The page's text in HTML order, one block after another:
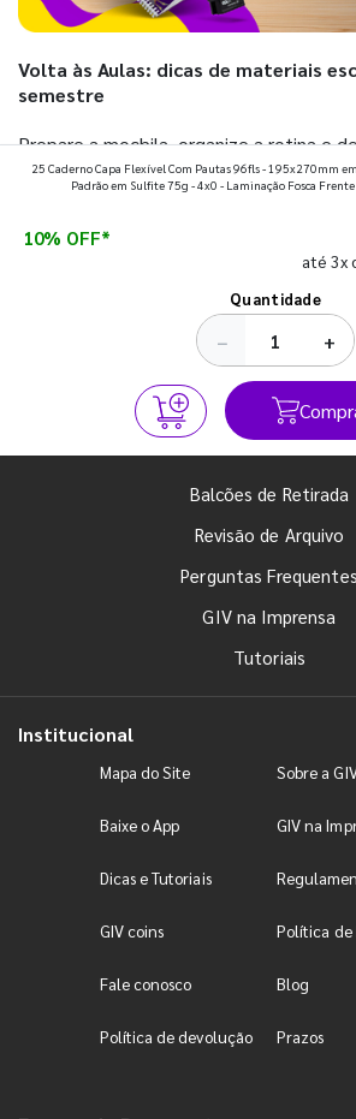
Volta às Aulas: dicas de materiais
semestre
Prepare a mochila, organize a rotina e
que fazem toda diferença para
25 Caderno Capa Flexível Com Pautas 96fls - 195x270mm
Padrão em Sulfite 75g - 4x0 - Laminação Fosca Frente
10% OFF*
até 3x
Quantidade
− +
Balcões de Retirada
Revisão de Arquivo
Perguntas Frequentes
GIV na Imprensa
Tutoriais
Institucional
Mapa do Site Sobre a
Baixe o App GIV na
Dicas e Tutoriais
GIV coins Política de
Fale conosco Blog
Política de devolução Prazos